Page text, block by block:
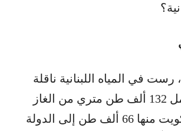
في المياه اللبنانية ناقلة
نفط كويتية تحمل 132 ألف طن متري من الغاز
أويل، وهبت الكويت منها 66 ألف طن إلى الدولة